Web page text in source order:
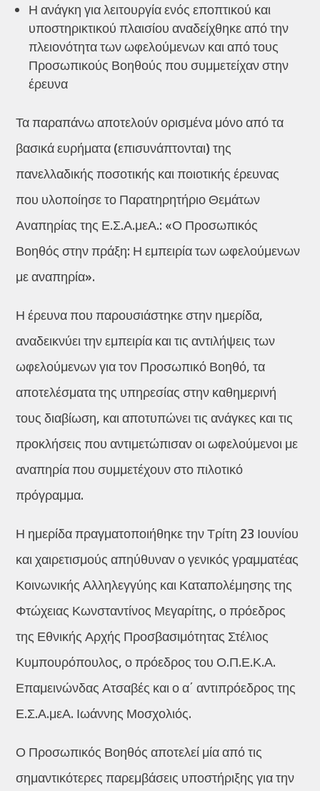
Η ανάγκη για λειτουργία ενός εποπτικού και
υποστηρικτικού πλαισίου αναδείχθηκε από την
πλειονότητα των ωφελούμενων και από τους
Προσωπικούς Βοηθούς που συμμετείχαν στην
έρευνα
Τα παραπάνω αποτελούν ορισμένα μόνο από τα
βασικά ευρήματα (επισυνάπτονται) της
πανελλαδικής ποσοτικής και ποιοτικής έρευνας
που υλοποίησε το Παρατηρητήριο Θεμάτων
Αναπηρίας της Ε.Σ.Α.μεΑ.: «Ο Προσωπικός
Βοηθός στην πράξη: Η εμπειρία των ωφελούμενων
με αναπηρία».
Η έρευνα που παρουσιάστηκε στην ημερίδα,
αναδεικνύει την εμπειρία και τις αντιλήψεις των
ωφελούμενων για τον Προσωπικό Βοηθό, τα
αποτελέσματα της υπηρεσίας στην καθημερινή
τους διαβίωση, και αποτυπώνει τις ανάγκες και τις
προκλήσεις που αντιμετώπισαν οι ωφελούμενοι με
αναπηρία που συμμετέχουν στο πιλοτικό
πρόγραμμα.
Η ημερίδα πραγματοποιήθηκε την Τρίτη 23 Ιουνίου
και χαιρετισμούς απηύθυναν ο γενικός γραμματέας
Κοινωνικής Αλληλεγγύης και Καταπολέμησης της
Φτώχειας Κωνσταντίνος Μεγαρίτης, ο πρόεδρος
της Εθνικής Αρχής Προσβασιμότητας Στέλιος
Κυμπουρόπουλος, ο πρόεδρος του Ο.Π.Ε.Κ.Α.
Επαμεινώνδας Ατσαβές και ο α΄ αντιπρόεδρος της
Ε.Σ.Α.μεΑ. Ιωάννης Μοσχολιός.
Ο Προσωπικός Βοηθός αποτελεί μία από τις
σημαντικότερες παρεμβάσεις υποστήριξης για την